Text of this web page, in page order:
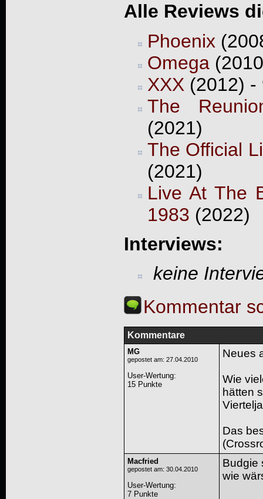
Alle Reviews
Phoenix
Omega
XXX (2012) -
The
(2021)
The Official
(2021)
Live At The
1983 (2022)
Interviews:
keine
Kommentar
Kommentare
MG
gepostet am: 27.04.2010
User-Wertung:
15 Punkte
Neues
Wie
hätten
Das
Macfried
gepostet am: 30.04.2010
User-Wertung:
7 Punkte
Budgie
wie